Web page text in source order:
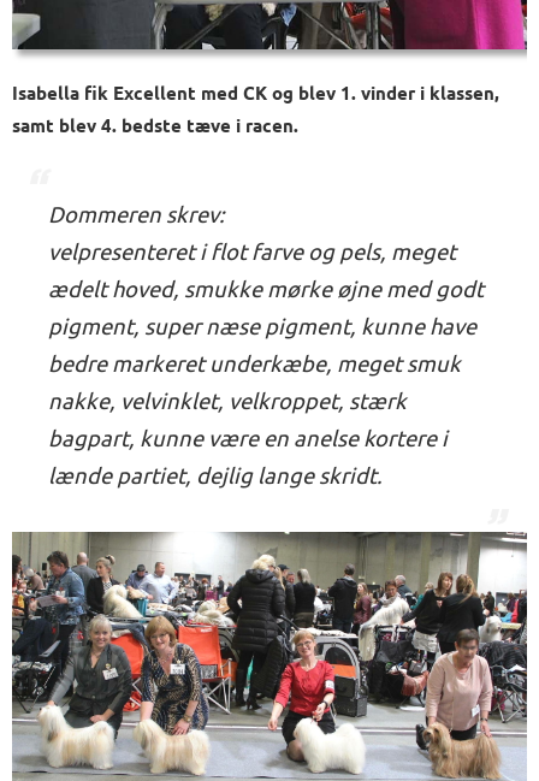
Isabella fik Excellent med CK og blev 1. vinder i klassen,
samt blev 4. bedste tæve i racen.
Dommeren skrev:
velpresenteret i flot farve og pels, meget
ædelt hoved, smukke mørke øjne med godt
pigment, super næse pigment, kunne have
bedre markeret underkæbe, meget smuk
nakke, velvinklet, velkroppet, stærk
bagpart, kunne være en anelse kortere i
lænde partiet, dejlig lange skridt.